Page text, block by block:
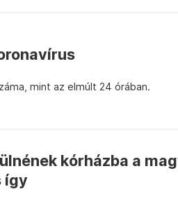
mint az elmúlt 24 órában.
kórházba a
így